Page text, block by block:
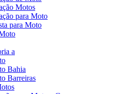
Motos
para Moto
para Moto
a
Bahia
Barreiras